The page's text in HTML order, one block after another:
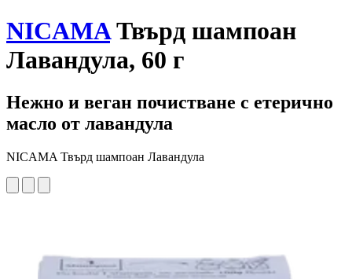
NICAMAТвърд шампоан
Лавандула, 60 г
Нежно и веган почистване с етерично
масло от лавандула
NICAMA Твърд шампоан Лавандула